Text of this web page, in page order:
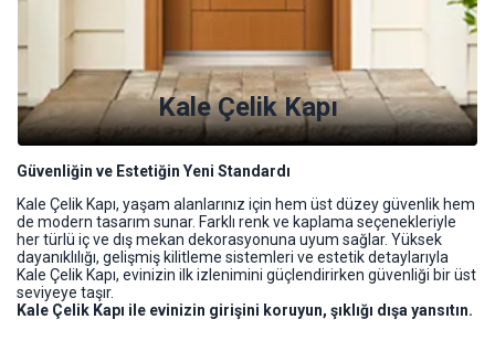
Kale Çelik Kapı
Güvenliğin ve Estetiğin Yeni Standardı
Kale Çelik Kapı, yaşam alanlarınız için hem üst düzey güvenlik hem
de modern tasarım sunar. Farklı renk ve kaplama seçenekleriyle
her türlü iç ve dış mekan dekorasyonuna uyum sağlar. Yüksek
dayanıklılığı, gelişmiş kilitleme sistemleri ve estetik detaylarıyla
Kale Çelik Kapı, evinizin ilk izlenimini güçlendirirken güvenliği bir üst
seviyeye taşır.
Kale Çelik Kapı ile evinizin girişini koruyun, şıklığı dışa yansıtın.